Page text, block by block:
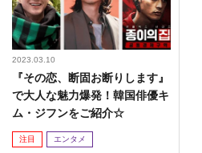
2023.03.10
『その恋、断固お断りします』
で大人な魅力爆発！韓国俳優キ
ム・ジフンをご紹介☆
注目 エンタメ